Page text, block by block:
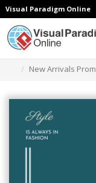
Visual Paradigm Online
New Arrivals